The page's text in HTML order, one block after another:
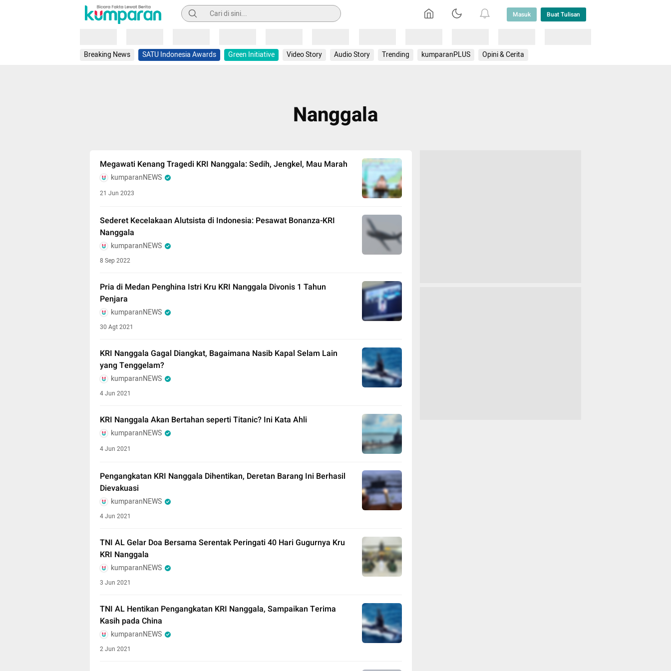
Pencarian Masuk Buat Tulisan
Breaking News SATU Indonesia Awards Green Initiative Video Story Audio Story Trending kumparanPLUS Opini & Cerita
Nanggala
Megawati Kenang Tragedi KRI Nanggala: Sedih, Jengkel, Mau Marah
kumparanNEWS
21 Jun 2023
Sederet Kecelakaan Alutsista di Indonesia: Pesawat Bonanza-KRI
Nanggala
kumparanNEWS
8 Sep 2022
Pria di Medan Penghina Istri Kru KRI Nanggala Divonis 1 Tahun
Penjara
kumparanNEWS
30 Agt 2021
KRI Nanggala Gagal Diangkat, Bagaimana Nasib Kapal Selam Lain
yang Tenggelam?
kumparanNEWS
4 Jun 2021
KRI Nanggala Akan Bertahan seperti Titanic? Ini Kata Ahli
kumparanNEWS
4 Jun 2021
Pengangkatan KRI Nanggala Dihentikan, Deretan Barang Ini Berhasil
Dievakuasi
kumparanNEWS
4 Jun 2021
TNI AL Gelar Doa Bersama Serentak Peringati 40 Hari Gugurnya Kru
KRI Nanggala
kumparanNEWS
3 Jun 2021
TNI AL Hentikan Pengangkatan KRI Nanggala, Sampaikan Terima
Kasih pada China
kumparanNEWS
2 Jun 2021